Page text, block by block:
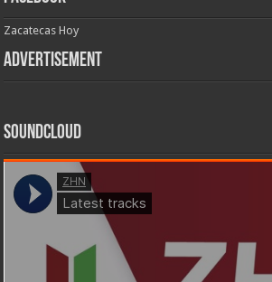
Zacatecas Hoy
Advertisement
SoundCloud